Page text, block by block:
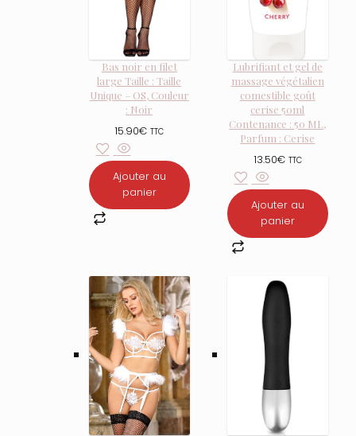
Bas noir en filet
large Taille : Taille
Unique – OS, Couleur
: Noir
15.90€ TTC
Ajouter au
panier
Lubrifiant et gel de
massage végétalien
comestible goût
cerise 50ml
Contenance : 50 ML,
Parfum : Cerise
13.50€ TTC
Ajouter au
panier